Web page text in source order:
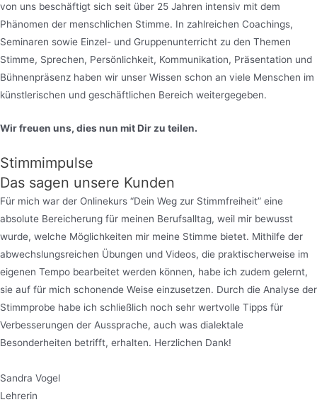
von uns beschäftigt sich seit über 25 Jahren intensiv mit dem
Phänomen der menschlichen Stimme. In zahlreichen Coachings,
Seminaren sowie Einzel- und Gruppenunterricht zu den Themen
Stimme, Sprechen, Persönlichkeit, Kommunikation, Präsentation und
Bühnenpräsenz haben wir unser Wissen schon an viele Menschen im
künstlerischen und geschäftlichen Bereich weitergegeben.
Wir freuen uns, dies nun mit Dir zu teilen.
Stimmimpulse
Das sagen unsere Kunden
Für mich war der Onlinekurs “Dein Weg zur Stimmfreiheit” eine
absolute Bereicherung für meinen Berufsalltag, weil mir bewusst
wurde, welche Möglichkeiten mir meine Stimme bietet. Mithilfe der
abwechslungsreichen Übungen und Videos, die praktischerweise im
eigenen Tempo bearbeitet werden können, habe ich zudem gelernt,
sie auf für mich schonende Weise einzusetzen. Durch die Analyse der
Stimmprobe habe ich schließlich noch sehr wertvolle Tipps für
Verbesserungen der Aussprache, auch was dialektale
Besonderheiten betrifft, erhalten. Herzlichen Dank!
Sandra Vogel
Lehrerin